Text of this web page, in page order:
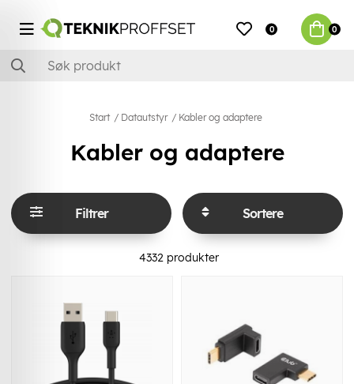
0 0
Start Datautstyr Kabler og adaptere
Kabler og adaptere
Filtrer Sortere
4332produkter